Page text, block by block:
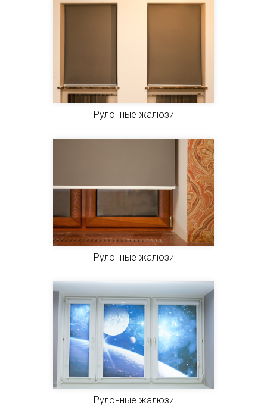
Рулонные жалюзи
Рулонные жалюзи
Рулонные жалюзи